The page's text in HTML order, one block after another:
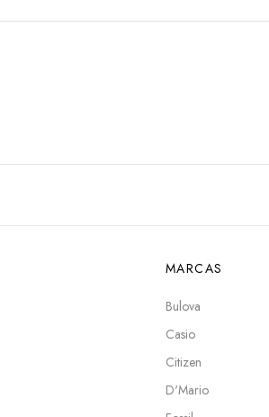
MARCAS
Bulova
Casio
Citizen
D'Mario